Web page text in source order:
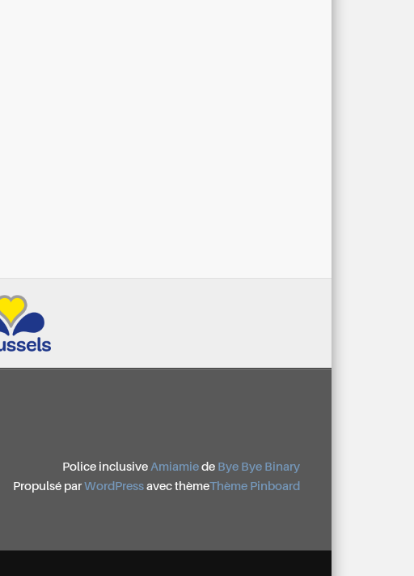
Police inclusive Amiamiede Bye Bye Binary
Propulsé par WordPressavec thèmeThème Pinboard